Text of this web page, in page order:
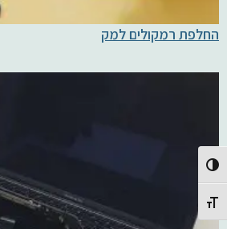
Toggle High Contrast
Toggle Font size
החלפת רמקולים למק